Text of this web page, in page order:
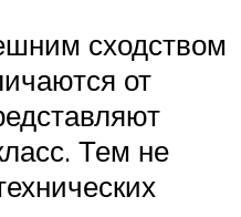
сходством
от
Тем не